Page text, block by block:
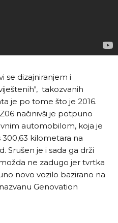
se dizajniranjem i
takozvanih
je po tome što je 2016.
načinivši je potpuno
automobilom, koja je
300,63 kilometara na
Srušen je i sada ga drži
ne zadugo jer tvrtka
novo vozilo bazirano na
Genovation